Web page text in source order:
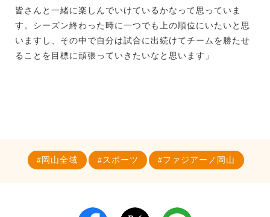
皆さんと一緒に楽しんでいけているかなって思っていま
す。シーズン終わった時に一つでも上の順位にいたいと思
いますし、その中で自分は試合に出続けてチームを勝たせ
ることを目標に頑張っていきたいなと思います」
岡山全域 スポーツ ファジアーノ岡山